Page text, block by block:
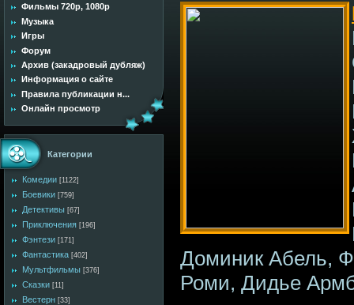
Фильмы 720p, 1080p
Музыка
Игры
Форум
Архив (закадровый дубляж)
Информация о сайте
Правила публикации н...
Онлайн просмотр
Категории
Комедии [1122]
Боевики [759]
Детективы [67]
Приключения [196]
Фэнтези [171]
Фантастика [402]
Мультфильмы [376]
Сказки [11]
Вестерн [33]
Доминик Абель,
Роми, Дидье